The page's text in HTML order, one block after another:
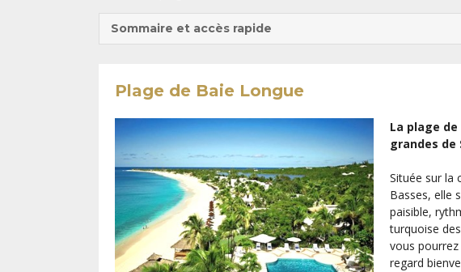
Sommaire et accès rapide
Plage de Baie Longue
La plage de
grandes
Située sur la
Basses, elle
paisible,
turquoise
vous
regard